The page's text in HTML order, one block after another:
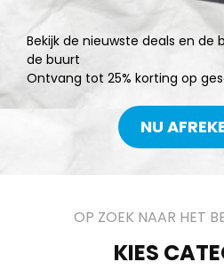
Bekijk de nieuwste deals en de
de buurt
Ontvang tot 25% korting op
NU
OP ZOEK NAAR HET
KIES